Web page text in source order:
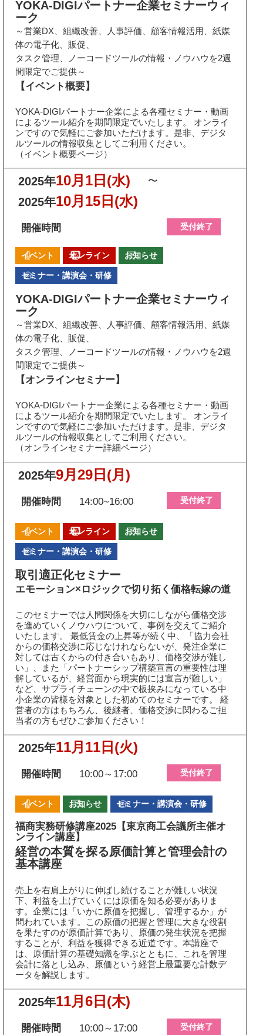
YOKA-DIGIパートナー企業セミナーウィ
ーク
～営業DX、組織改善、人事評価、顧客情報活用、紙媒
体の電子化、販促、
タスク管理、ノーコードツールの情報・ノウハウを2週
間限定でご提供～
【イベント概要】
YOKA-DIGIパートナー企業による各種セミナー・動画
によるツール紹介を期間限定でいたします。 オンライ
ンですので気軽にご参加いただけます。是非、デジタ
ルツールの情報収集としてご利用ください。
（イベント概要ページ）
2025年10月1日 (水) 〜
2025年10月15日 (水)
開催時間 受付終了
イベント オンライン お知らせ
セミナー・講演会・研修
YOKA-DIGIパートナー企業セミナーウィ
ーク
～営業DX、組織改善、人事評価、顧客情報活用、紙媒
体の電子化、販促、
タスク管理、ノーコードツールの情報・ノウハウを2週
間限定でご提供～
【オンラインセミナー】
YOKA-DIGIパートナー企業による各種セミナー・動画
によるツール紹介を期間限定でいたします。 オンライ
ンですので気軽にご参加いただけます。是非、デジタ
ルツールの情報収集としてご利用ください。
（オンラインセミナー詳細ページ）
2025年9月29日 (月)
開催時間 14:00~16:00 受付終了
イベント オンライン お知らせ
セミナー・講演会・研修
取引適正化セミナー
エモーション×ロジックで切り拓く価格転嫁の道
このセミナーでは人間関係を大切にしながら価格交渉
を進めていくノウハウについて、事例を交えてご紹介
いたします。 最低賃金の上昇等が続く中、「協力会社
からの価格交渉に応じなけれならないが、発注企業に
対しては古くからの付き合いもあり、価格交渉が難し
い」、また「パートナーシップ構築宣言の重要性は理
解しているが、経営面から現実的には宣言が難しい」
など、サプライチェーンの中で板挟みになっている中
小企業の皆様を対象とした初めてのセミナーです。 経
営者の方はもちろん、後継者、価格交渉に関わるご担
当者の方もぜひご参加ください！
2025年11月11日 (火)
開催時間 10:00～17:00 受付終了
イベント お知らせ セミナー・講演会・研修
福商実務研修講座2025【東京商工会議所主催オ
ンライン講座】
経営の本質を探る原価計算と管理会計の
基本講座
売上を右肩上がりに伸ばし続けることが難しい状況
下、利益を上げていくには原価を知る必要がありま
す。企業には「いかに原価を把握し、管理するか」が
問われています。この原価の把握と管理に大きな役割
を果たすのが原価計算であり、原価の発生状況を把握
することが、利益を獲得できる近道です。本講座で
は、原価計算の基礎知識を学ぶとともに、これを管理
会計に落とし込み、原価という経営上最重要な計数デ
ータを解説します。
2025年11月6日 (木)
開催時間 10:00～17:00 受付終了